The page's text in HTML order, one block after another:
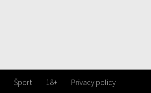
Šport 18+ Privacy policy